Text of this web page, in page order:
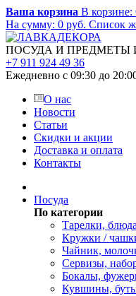
Ваша корзина В корзине:
На сумму: 0 руб. Список
ПОСУДА И ПРЕДМЕТЫ
+7 911 924 49 36
Ежедневно с 09:30 до
О нас
Новости
Статьи
Скидки и акции
Доставка и оплата
Контакты
Посуда
По категории
Тарелки,
Кружки /
Чайник,
Сервизы,
Бокалы,
Кувшины,